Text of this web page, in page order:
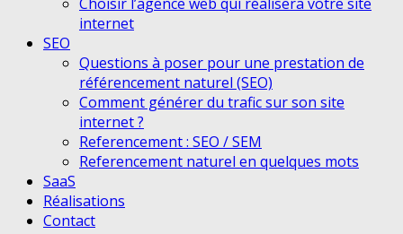
internet
SEO
Questions à poser pour une prestation de
référencement naturel (SEO)
Comment générer du trafic sur son site
internet ?
Referencement : SEO / SEM
Referencement naturel en quelques mots
SaaS
Réalisations
Contact